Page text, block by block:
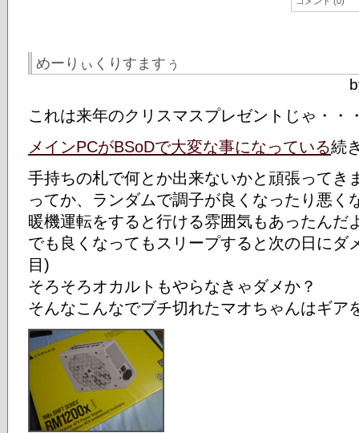
めーりぃくりすますぅ
これは来年のクリスマスプレゼントじゃ・・
メインPCがBSoDで大変な事になっている続
手持ちの札で何とか出来ないかと頑張ってき
ってか、ランダムで調子が良くなったり悪く
暖機運転をすると行ける雰囲気もあったんだ
でも良くなってもスリープすると次の日にダ
目)
そろそろオカルトもやらなきゃダメか？
そんなこんなでブチ切れたマオちゃんはギア